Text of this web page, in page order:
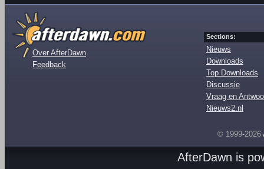
Over AfterDawn
Feedback
Sections:
Nieuws
Downloads
Top Downloads
Discussie
Vraag en
Nieuws2.nl
© 1999-2026
AfterDawn is